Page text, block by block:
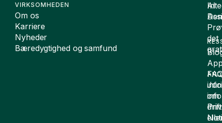
VIRKSOMHEDEN
Om os
Karriere
Nyheder
Bæredygtighed og samfund
om
drift
AI
det